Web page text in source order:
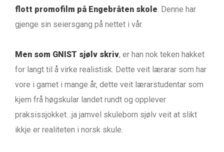
flott promofilm på Engebråten skole. Denne har
gjenge sin seiersgang på nettet i vår.
Men som GNIST sjølv skriv, er han nok teken hakket
for langt til å virke realistisk. Dette veit lærarar som har
vore i gamet i mange år, dette veit lærarstudentar som
kjem frå høgskular landet rundt og opplever
praksissjokket…ja jamvel skuleborn sjølv veit at slikt
ikkje er realiteten i norsk skule.